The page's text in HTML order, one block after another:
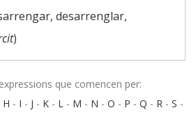
desarrenglar,
)
que comencen per:
H - I - J - K - L - M - N - O - P - Q - R - S -